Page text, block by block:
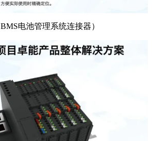
BMS电池管理系统连接器）